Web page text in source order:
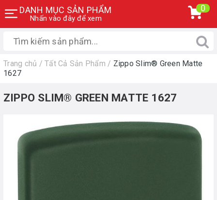
DANH MỤC SẢN PHẨM
Nhấn vào đây để xem
0
Trang chủ / Tất Cả Sản Phẩm / Zippo Slim® Green Matte
1627
ZIPPO SLIM® GREEN MATTE 1627